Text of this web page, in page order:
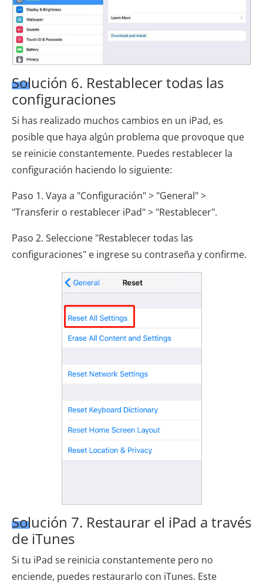
Solución 6. Restablecer todas las
configuraciones
Si has realizado muchos cambios en un iPad, es
posible que haya algún problema que provoque que
se reinicie constantemente. Puedes restablecer la
configuración haciendo lo siguiente:
Paso 1. Vaya a "Configuración" > "General" >
"Transferir o restablecer iPad" > "Restablecer".
Paso 2. Seleccione "Restablecer todas las
configuraciones" e ingrese su contraseña y confirme.
Solución 7. Restaurar el iPad a través
de iTunes
Si tu iPad se reinicia constantemente pero no
enciende, puedes restaurarlo con iTunes. Este